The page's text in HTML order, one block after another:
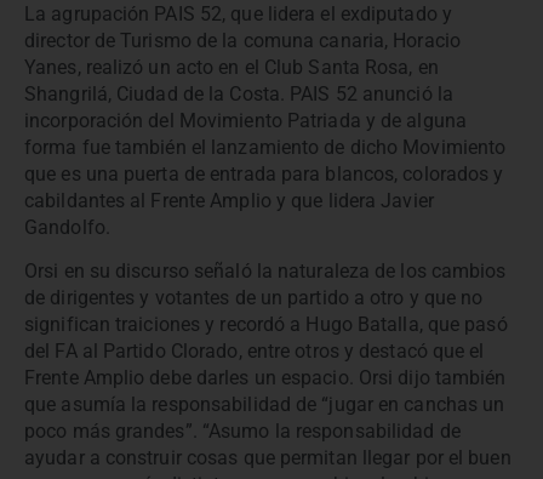
La agrupación PAIS 52, que lidera el exdiputado y
director de Turismo de la comuna canaria, Horacio
Yanes, realizó un acto en el Club Santa Rosa, en
Shangrilá, Ciudad de la Costa. PAIS 52 anunció la
incorporación del Movimiento Patriada y de alguna
forma fue también el lanzamiento de dicho Movimiento
que es una puerta de entrada para blancos, colorados y
cabildantes al Frente Amplio y que lidera Javier
Gandolfo.
Orsi en su discurso señaló la naturaleza de los cambios
de dirigentes y votantes de un partido a otro y que no
significan traiciones y recordó a Hugo Batalla, que pasó
del FA al Partido Clorado, entre otros y destacó que el
Frente Amplio debe darles un espacio. Orsi dijo también
que asumía la responsabilidad de “jugar en canchas un
poco más grandes”. “Asumo la responsabilidad de
ayudar a construir cosas que permitan llegar por el buen